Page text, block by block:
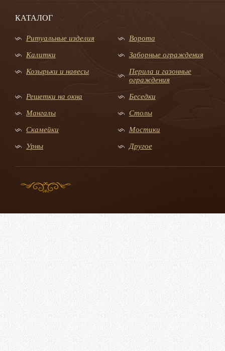
КАТАЛОГ
Ритуальные изделия Ворота
Калитки Заборные ограждения
Козырьки и навесы
Перила и газонные
ограждения
Решетки на окна Беседки
Мангалы Столы
Скамейки Мостики
Урны Другое